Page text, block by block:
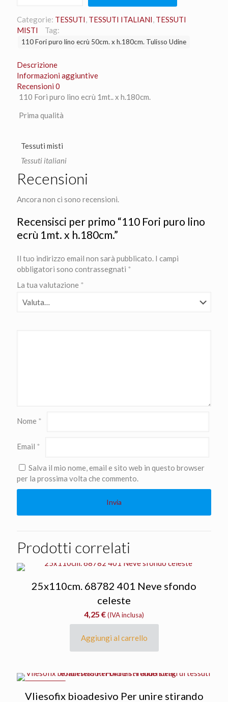
lino
ecrù
1mt.
quantità
Categorie: TESSUTI, TESSUTI ITALIANI, TESSUTI
MISTI
Tag:
110 Fori puro lino ecrù 50cm. x h.180cm. Tulisso Udine
Descrizione
Informazioni aggiuntive
Recensioni 0
110 Fori puro lino ecrù 1mt.. x h.180cm.
Prima qualità
Tessuti misti
Tessuti italiani
Recensioni
Ancora non ci sono recensioni.
Recensisci per primo “110 Fori puro lino
ecrù 1mt. x h.180cm.”
Il tuo indirizzo email non sarà pubblicato. I campi
obbligatori sono contrassegnati *
La tua valutazione *
Nome *
Email *
Salva il mio nome, email e sito web in questo browser
per la prossima volta che commento.
Prodotti correlati
25x110cm. 68782 401 Neve sfondo
celeste
4,25 €(IVA inclusa)
Aggiungi al carrello
Vliesofix bioadesivo Per unire stirando